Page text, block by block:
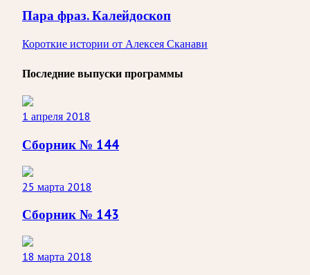
Пара фраз. Калейдоскоп
Короткие истории от Алексея Сканави
Последние выпуски программы
1 апреля 2018
Сборник № 144
25 марта 2018
Сборник № 143
18 марта 2018